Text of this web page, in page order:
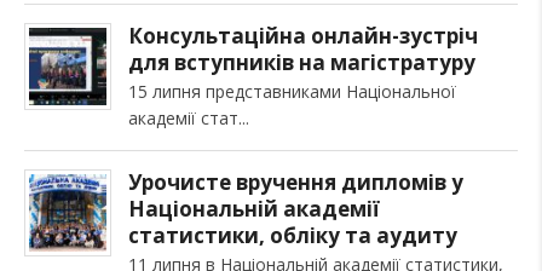
Консультаційна онлайн-зустріч
для вступників на магістратуру
15 липня представниками Національної
академії стат
Урочисте вручення дипломів у
Національній академії
статистики, обліку та аудиту
11 липня в Національній академії статистики,